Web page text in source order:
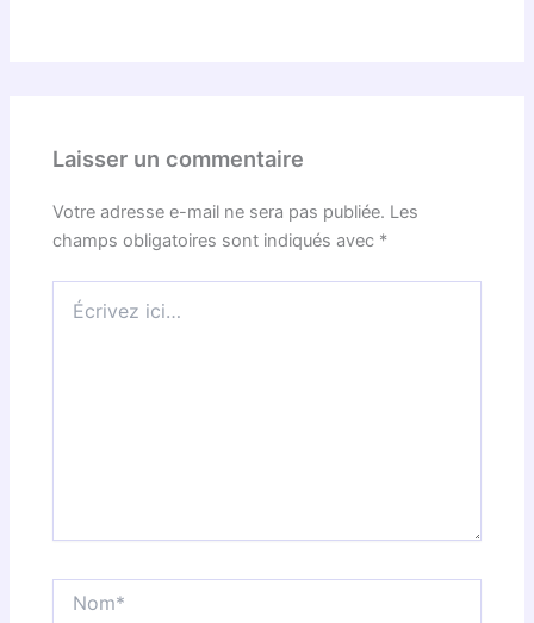
Laisser un commentaire
Votre adresse e-mail ne sera pas publiée. Les
champs obligatoires sont indiqués avec *
ici…